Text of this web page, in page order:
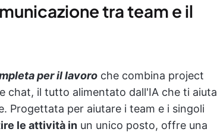
tra team e il
per il lavoro che combina project
chat, il tutto alimentato dall'IA che ti aiuta
Progettata per aiutare i team e i singoli
le attività in un unico posto, offre una